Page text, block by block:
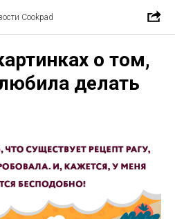
Cookpad
о том,
делать